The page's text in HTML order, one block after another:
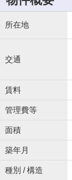
所在地
交通
賃料
管理費等
面積
築年月
種別 / 構造